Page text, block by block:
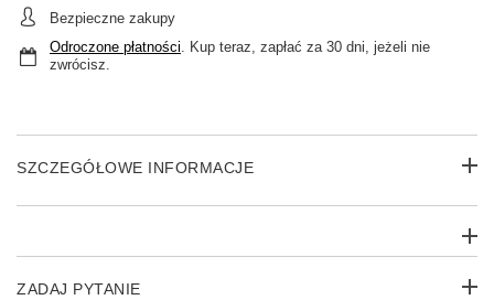
Bezpieczne zakupy
Odroczone płatności. Kup teraz, zapłać za 30 dni, jeżeli nie
zwrócisz.
SZCZEGÓŁOWE INFORMACJE
ZADAJ PYTANIE